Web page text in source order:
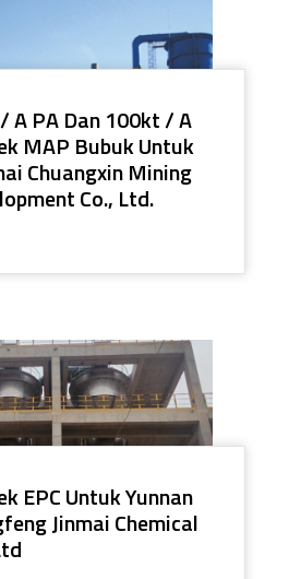
A PA Dan 100kt / A
MAP Bubuk Untuk
Chuangxin Mining
Co., Ltd.
EPC Untuk Yunnan
Jinmai Chemical